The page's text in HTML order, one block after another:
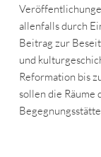
allenfalls durch
Beitrag zur
und
Reformation bis
sollen die Räume